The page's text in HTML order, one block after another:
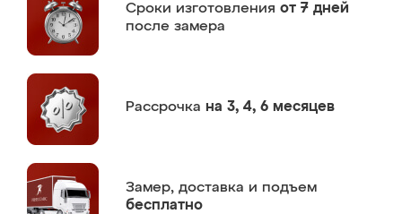
Сроки изготовления от 7 дней
после замера
Рассрочка на 3, 4, 6 месяцев
Замер, доставка и подъем
бесплатно